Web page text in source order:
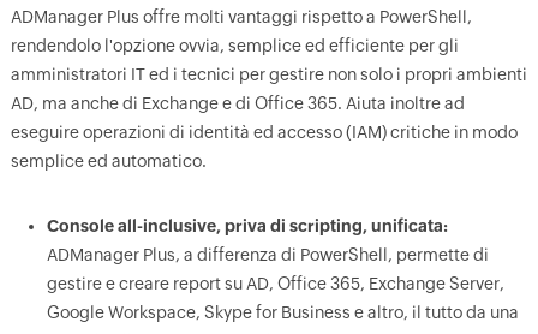
ADManager Plus offre molti vantaggi rispetto a PowerShell,
rendendolo l'opzione ovvia, semplice ed efficiente per gli
amministratori IT ed i tecnici per gestire non solo i propri ambienti
AD, ma anche di Exchange e di Office 365. Aiuta inoltre ad
eseguire operazioni di identità ed accesso (IAM) critiche in modo
semplice ed automatico.
Console all-inclusive, priva di scripting, unificata:
ADManager Plus, a differenza di PowerShell, permette di
gestire e creare report su AD, Office 365, Exchange Server,
Google Workspace, Skype for Business e altro, il tutto da una